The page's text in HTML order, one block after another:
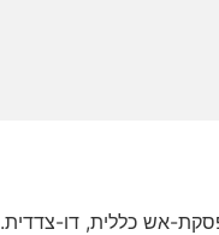
אש כללית, דו-צדדית.